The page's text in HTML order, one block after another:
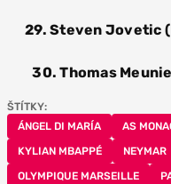
29. Steven Jovetic
30. Thomas
ŠTÍTKY:
ÁNGEL DI MARÍA
AS
KYLIAN MBAPPÉ
NEYMAR
OLYMPIQUE MARSEILLE